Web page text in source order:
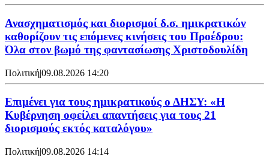
Ανασχηματισμός και διορισμοί δ.σ. ημικρατικών
καθορίζουν τις επόμενες κινήσεις του Προέδρου:
Όλα στον βωμό της φαντασίωσης Χριστοδουλίδη
Πολιτική|09.08.2026 14:20
Επιμένει για τους ημικρατικούς ο ΔΗΣΥ: «Η
Κυβέρνηση οφείλει απαντήσεις για τους 21
διορισμούς εκτός καταλόγου»
Πολιτική|09.08.2026 14:14